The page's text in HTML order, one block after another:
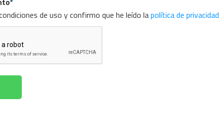
de uso y confirmo que he leído lapolítica de privacidad